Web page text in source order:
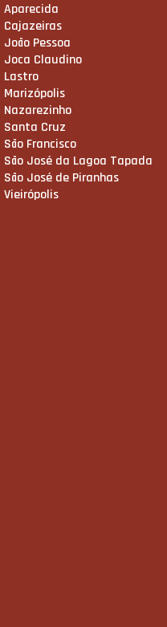
Aparecida
Cajazeiras
João Pessoa
Joca Claudino
Lastro
Marizópolis
Nazarezinho
Santa Cruz
São Francisco
São José da Lagoa Tapada
São José de Piranhas
Vieirópolis